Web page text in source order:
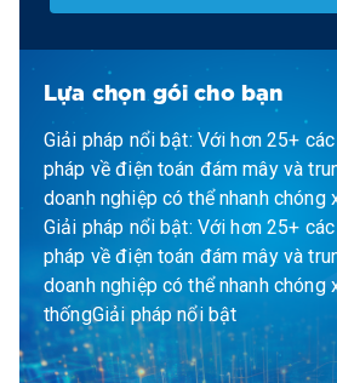
Lựa chọn gói cho bạn
Giải pháp nổi bật: Với hơn 25+
pháp về điện toán đám mây và
doanh nghiệp có thể nhanh chóng
Giải pháp nổi bật: Với hơn 25+
pháp về điện toán đám mây và
doanh nghiệp có thể nhanh chóng
thốngGiải pháp nổi bật